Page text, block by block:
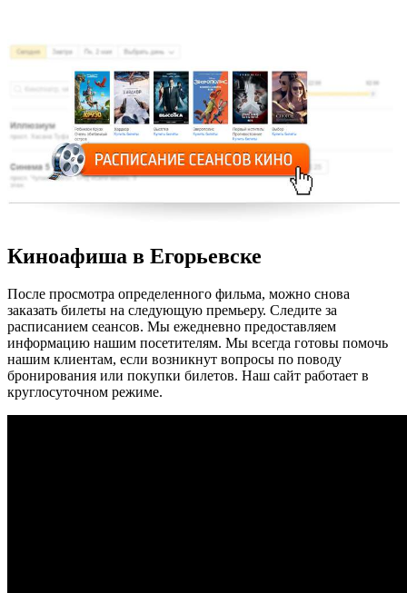
Киноафиша в Егорьевске
После просмотра определенного фильма, можно снова
заказать билеты на следующую премьеру. Следите за
расписанием сеансов. Мы ежедневно предоставляем
информацию нашим посетителям. Мы всегда готовы помочь
нашим клиентам, если возникнут вопросы по поводу
бронирования или покупки билетов. Наш сайт работает в
круглосуточном режиме.